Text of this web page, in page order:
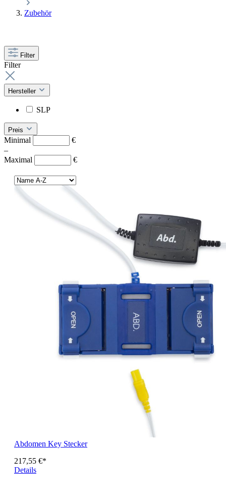
Zubehör
Filter
Filter
Hersteller
SLP
Preis
Minimal
€
–
Maximal
€
Abdomen Key Stecker
217,55 €*
Details